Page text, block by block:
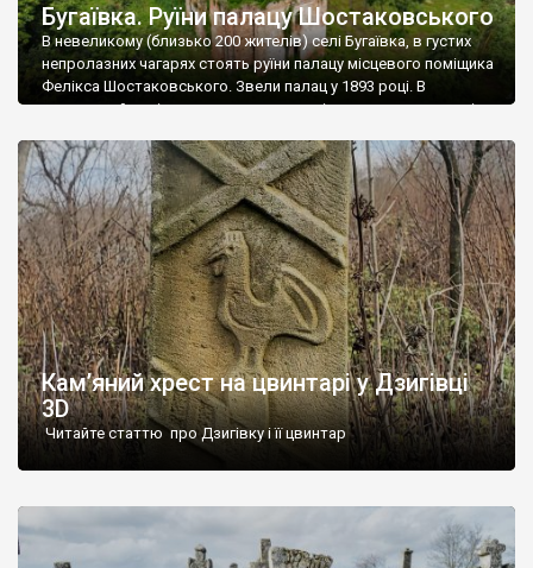
Бугаївка. Руїни палацу Шостаковського
В невеликому (близько 200 жителів) селі Бугаївка, в густих
непролазних чагарях стоять руїни палацу місцевого поміщика
Фелікса Шостаковського. Звели палац у 1893 році. В
радянський період у ньому спочатку містилася школа, потім
століття тут розмістили туберкульозну лікарню. Коли із
палацу виїхала лікарня – ми точно не […]
Кам’яний хрест на цвинтарі у Дзигівці
3D
Читайте статтю про Дзигівку і її цвинтар